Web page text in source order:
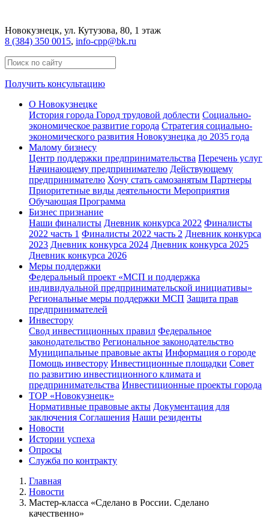
Новокузнецк, ул. Кутузова, 80, 1 этаж
8 (384) 350 0015, info-cpp@bk.ru
Получить консультацию
О Новокузнецке
История города Город трудовой доблести Социально-
экономическое развитие города Стратегия социально-
экономического развития Новокузнецка до 2035 года
Малому бизнесу
Центр поддержки предпринимательства Перечень услуг
Начинающему предпринимателю Действующему
предпринимателю Хочу стать самозанятым Партнеры
Приоритетные виды деятельности Мероприятия
Обучающая Программа
Бизнес признание
Наши финалисты Дневник конкурса 2022 Финалисты
2022 часть 1 Финалисты 2022 часть 2 Дневник конкурса
2023 Дневник конкурса 2024 Дневник конкурса 2025
Дневник конкурса 2026
Меры поддержки
Федеральный проект «МСП и поддержка
индивидуальной предпринимательской инициативы»
Региональные меры поддержки МСП Защита прав
предпринимателей
Инвестору
Свод инвестиционных правил Федеральное
законодательство Региональное законодательство
Муниципальные правовые акты Информация о городе
Помощь инвестору Инвестиционные площадки Совет
по развитию инвестиционного климата и
предпринимательства Инвестиционные проекты города
ТОР «Новокузнецк»
Нормативные правовые акты Документация для
заключения Соглашения Наши резиденты
Новости
Истории успеха
Опросы
Служба по контракту
Главная
Новости
Мастер-класса «Сделано в России. Сделано
качественно»